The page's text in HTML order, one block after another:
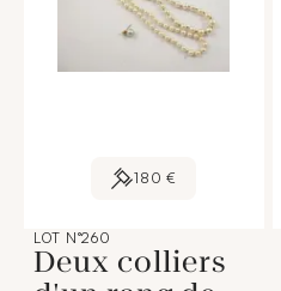
180 €
LOT N°260
Deux colliers